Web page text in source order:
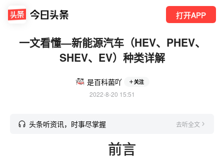
打开APP
一文看懂—新能源汽车（HEV、PHEV、
SHEV、EV）种类详解
是百科菌吖 关注
2022-8-20 15:51
头条听资讯，时事尽掌握 去听全文
前言